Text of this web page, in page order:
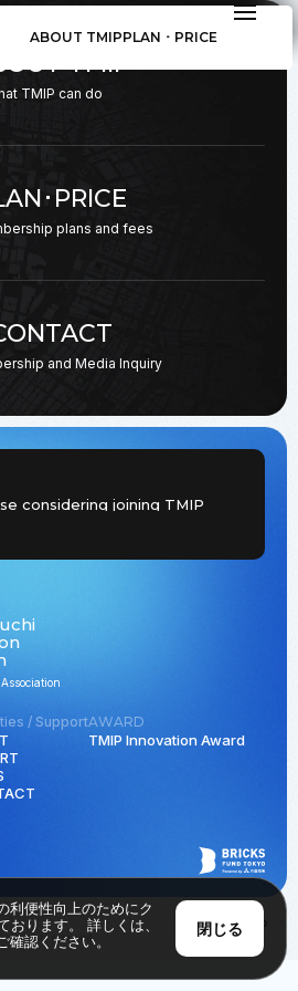
ABOUT TMIPPLAN ･ PRICE
TMIP
TMIP can do
･PRICE
plans and fees
and Media Inquiry
considering joining TMIP
/ SupportAWARD
TMIP Innovation Award
all rights reserved.
Back to Top
利便性向上のためにク
ります。 詳しくは、
確認ください。
閉じる